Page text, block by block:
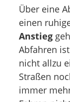
Über eine
einen
Anstieg
Abfahren
nicht allzu
Straßen
immer